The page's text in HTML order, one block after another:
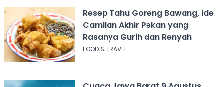
Resep Tahu Goreng Bawang, Ide
Camilan Akhir Pekan yang
Rasanya Gurih dan Renyah
FOOD & TRAVEL